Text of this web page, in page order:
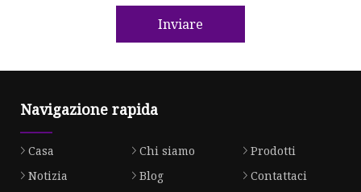
Inviare
Navigazione rapida
Casa Chi siamo
Prodotti
Notizia
Blog
Contattaci